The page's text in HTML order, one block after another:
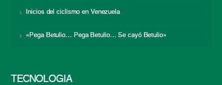
Inicios del ciclismo en Venezuela
«Pega Betulio… Pega Betulio… Se cayó Betulio»
TECNOLOGÍA